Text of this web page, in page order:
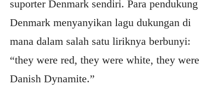
suporter Denmark sendiri. Para pendukung
Denmark menyanyikan lagu dukungan di
mana dalam salah satu liriknya berbunyi:
“they were red, they were white, they were
Danish Dynamite.”